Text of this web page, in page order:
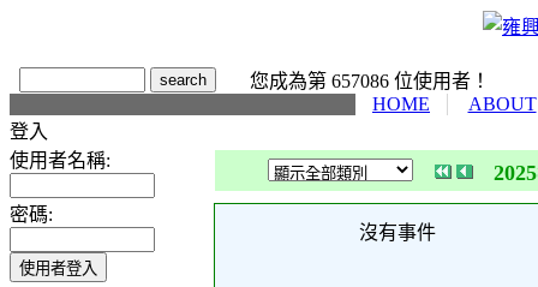
您成為第 657086 位使用者！
HOME
ABOUT
登入
使用者名稱:
密碼:
沒有事件